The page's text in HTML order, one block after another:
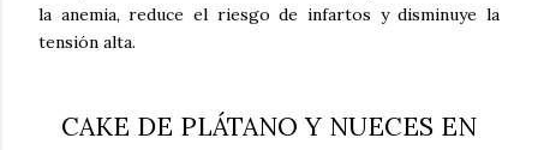
la anemia, reduce el riesgo de infartos y disminuye la
tensión alta.
CAKE DE PLÁTANO Y NUECES EN